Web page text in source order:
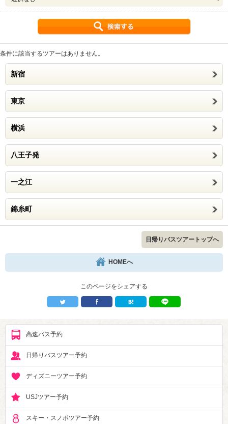
条件に該当するツアーはありません。
新宿
東京
横浜
八王子発
一之江
錦糸町
日帰りバスツアートップへ
HOMEへ
このページをシェアする
高速バス予約
日帰りバスツアー予約
ディズニーツアー予約
USJツアー予約
スキー・スノボツアー予約